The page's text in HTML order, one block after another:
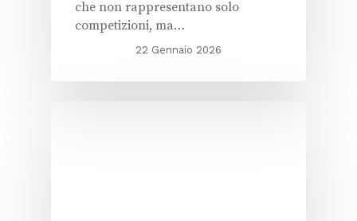
che non rappresentano solo
competizioni, ma…
22 Gennaio 2026